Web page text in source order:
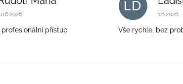
obchodu je 5 z 5 hvězdiček.
profesionální přístup
LD
1.6.2026
Vše rychle, bez